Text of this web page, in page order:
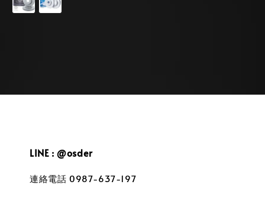
LINE : @osder
連絡電話 0987-637-197